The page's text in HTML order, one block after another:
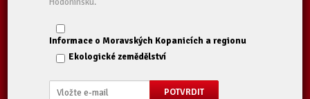
Informace o Moravských Kopanicích a regionu
Ekologické zemědělství